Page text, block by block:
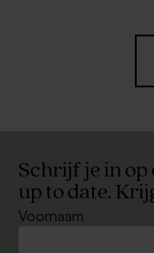
Bruine kraft enveloppe
Schrijf je in
up to date.
Voornaam